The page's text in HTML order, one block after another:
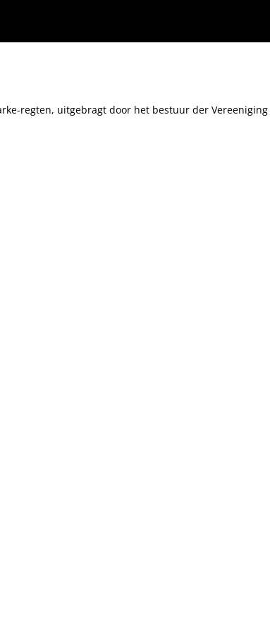
tot beoefening van Overijsselsch Regt en Geschiedenis ter
regten, uitgebragt door het bestuur der